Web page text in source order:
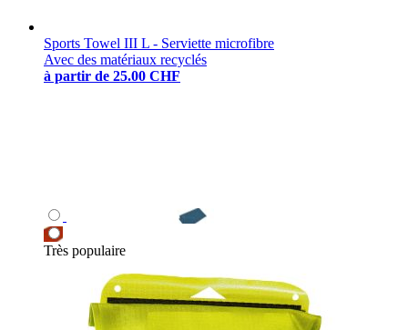
Sports Towel III L - Serviette microfibre
Avec des matériaux recyclés
à partir de 25.00 CHF
Très populaire